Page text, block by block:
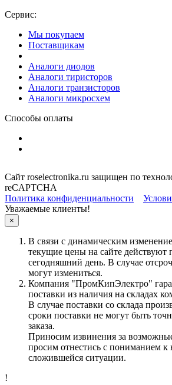
Сервис:
Мы покупаем
Поставщикам
Аналоги диодов
Аналоги тиристоров
Аналоги транзисторов
Аналоги микросхем
Способы оплаты
Сайт roselectronika.ru защищен по
reCAPTCHA
Политика конфиденциальности
Уважаемые клиенты!
×
В связи с динамическим
текущие цены на сайте действуют
сегодняшний день. В случае
могут измениться.
Компания "ПромКипЭлектро"
поставки из наличия на складах
В случае поставки со склада
сроки поставки не могут быть
заказа.
Приносим извинения за
просим отнестись с пониманием к
сложившейся ситуации.
!